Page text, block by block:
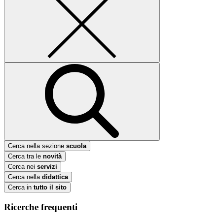
Cerca nella sezione scuola
Cerca tra le novità
Cerca nei servizi
Cerca nella didattica
Cerca in tutto il sito
Ricerche frequenti